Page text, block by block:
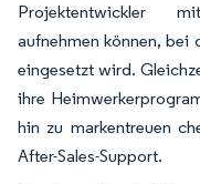
Projektentwickler
aufnehmen können, bei
eingesetzt wird.
ihre
hin zu markentreuen
After-Sales-Support.